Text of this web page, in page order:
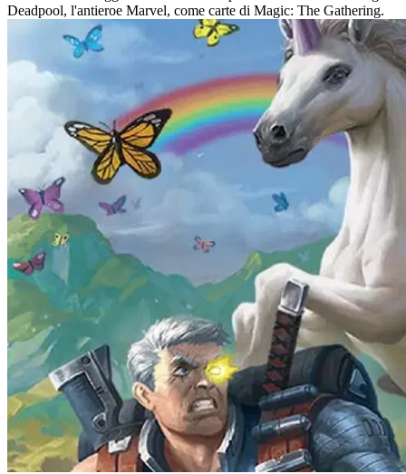
Deadpool, l'antieroe Marvel, come carte di Magic: The Gathering.